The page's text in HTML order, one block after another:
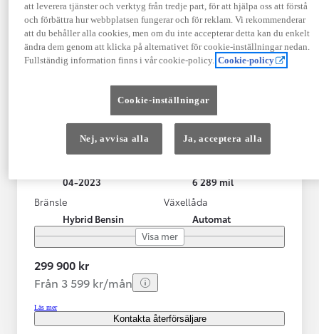
Toyota Yaris Cross
Toyota Yaris Cross 1,5 Hybrid Adventure Drag V-Hjul
KRYLBO
04-2023
6 289 mil
Bränsle
Hybrid Bensin
Växellåda
Automat
Visa mer
299 900 kr
Från 3 599 kr/mån
Läs mer
Kontakta återförsäljare
att leverera tjänster och verktyg från tredje part, för att hjälpa oss att förstå
och förbättra hur webbplatsen fungerar och för reklam. Vi rekommenderar
att du behåller alla cookies, men om du inte accepterar detta kan du enkelt
ändra dem genom att klicka på alternativet för cookie-inställningar nedan.
Fullständig information finns i vår cookie-policy. Cookie-policy
Cookie-inställningar
Nej, avvisa alla Ja, acceptera alla